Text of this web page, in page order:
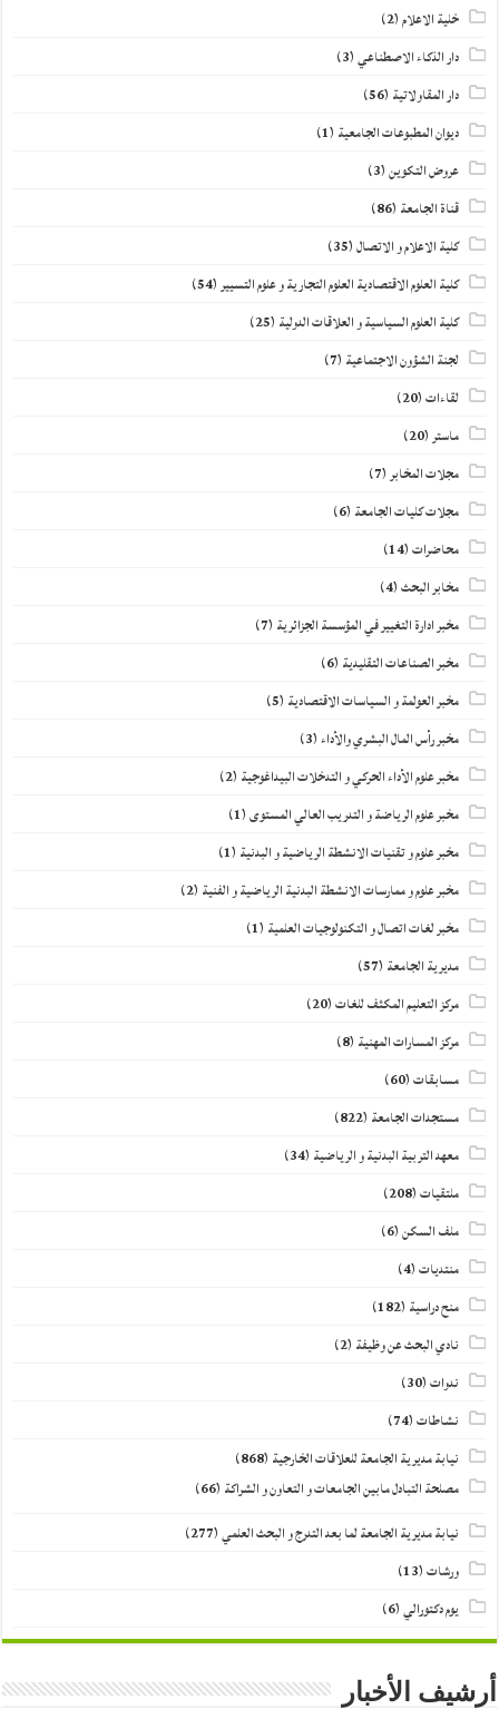
خلية الاعلام(2)
دار الذكاء الاصطناعي(3)
دار المقاولاتية (56)
ديوان المطبوعات الجامعية (1)
عروض التكوين(3)
قناة الجامعة (86)
كلية الاعلام و الاتصال(35)
كلية العلوم الاقتصادية العلوم التجارية و علوم التسيير(54)
كلية العلوم السياسية و العلاقات الدولية (25)
لجنة الشؤون الاجتماعية (7)
لقاءات(20)
ماستر(20)
مجلات المخابر(7)
مجلات كليات الجامعة (6)
محاضرات(14)
مخابر البحث(4)
مخبر ادارة التغيير في المؤسسة الجزائرية (7)
مخبر الصناعات التقليدية (6)
مخبر العولمة و السياسات الاقتصادية (5)
مخبر رأس المال البشري والأداء(3)
مخبر علوم الأداء الحركي و التدخلات البيداغوجية (2)
مخبر علوم الرياضة و التدريب العالي المستوى(1)
مخبر علوم و تقنيات الانشطة الرياضية و البدنية (1)
مخبر علوم و ممارسات الانشطة البدنية الرياضية و الفنية (2)
مخبر لغات اتصال و التكنولوجيات العلمية (1)
مديرية الجامعة (57)
مركز التعليم المكثف للغات(20)
مركز المسارات المهنية (8)
مسابقات(60)
مستجدات الجامعة (822)
معهد التربية البدنية و الرياضية (34)
ملتقيات(208)
ملف السكن(6)
منتديات(4)
منح دراسية (182)
نادي البحث عن وظيفة (2)
ندوات(30)
نشاطات(74)
نيابة مديرية الجامعة للعلاقات الخارجية (868)
مصلحة التبادل مابين الجامعات و التعاون و الشراكة (66)
نيابة مديرية الجامعة لما بعد التدرج و البحث العلمي(277)
ورشات(13)
يوم دكتورالي(6)
أرشيف الأخبار